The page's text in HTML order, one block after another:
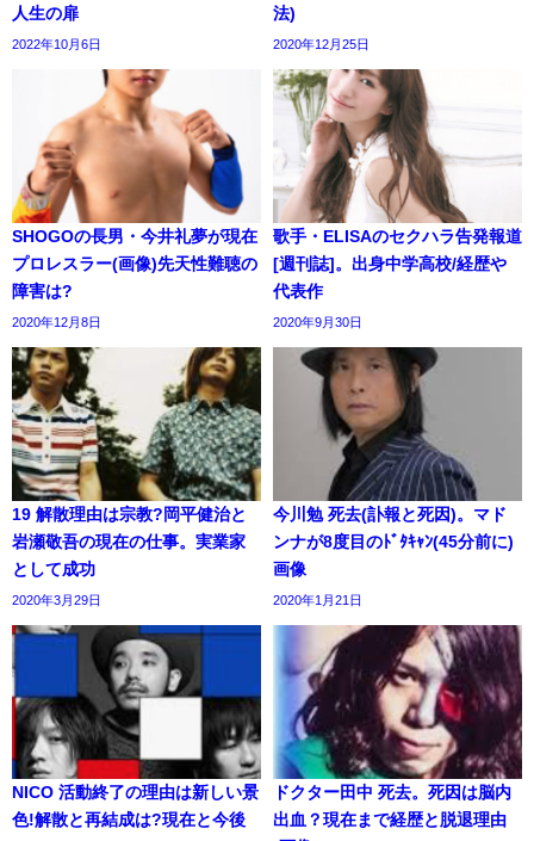
人生の扉
2022年10月6日
法)
2020年12月25日
SHOGOの長男・今井礼夢が現在
プロレスラー(画像)先天性難聴の
障害は?
2020年12月8日
歌手・ELISAのセクハラ告発報道
[週刊誌]。出身中学高校/経歴や
代表作
2020年9月30日
19 解散理由は宗教?岡平健治と
岩瀬敬吾の現在の仕事。実業家
として成功
2020年3月29日
今川勉 死去(訃報と死因)。マド
ンナが8度目のﾄﾞﾀｷｬﾝ(45分前に)
画像
2020年1月21日
NICO 活動終了の理由は新しい景
色!解散と再結成は?現在と今後
ドクター田中 死去。死因は脳内
出血？現在まで経歴と脱退理由